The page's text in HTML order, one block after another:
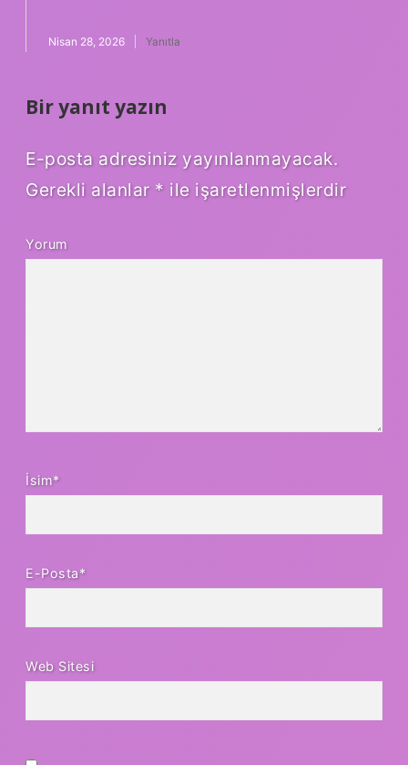
Nisan 28, 2026 Yanıtla
Bir yanıt yazın
E-posta adresiniz yayınlanmayacak.
Gerekli alanlar * ile işaretlenmişlerdir
Yorum
İsim*
E-Posta*
Web Sitesi